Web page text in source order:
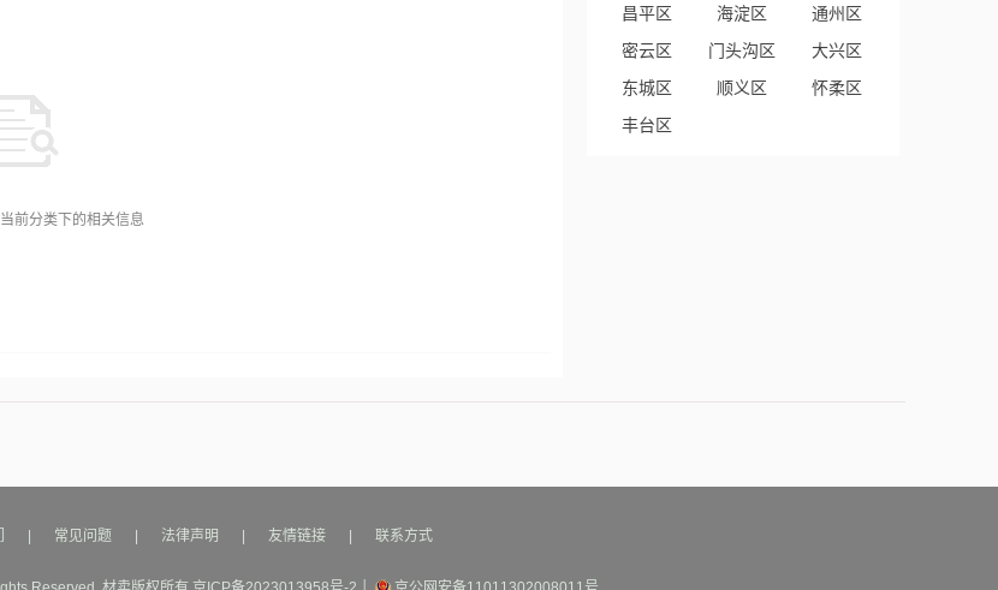
前分类下的相关信息
昌平区
海淀区
通州区
密云区
门头沟区
大兴区
东城区
顺义区
怀柔区
丰台区
常见问题 法律声明 友情链接 联系方式